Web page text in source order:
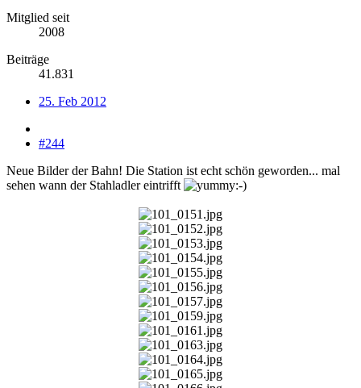
Mitglied seit
2008
Beiträge
41.831
25. Feb 2012
#244
Neue Bilder der Bahn! Die Station ist echt schön geworden... mal
sehen wann der Stahladler eintrifft